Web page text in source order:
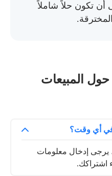
أن تكون حلاً شاملاً
حول المبيعات
، يرجى إدخال معلومات
اشتراكك.